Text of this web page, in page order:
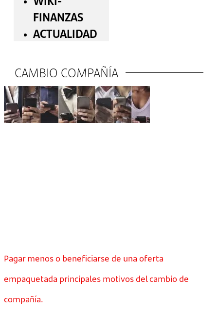
FINANZAS
ACTUALIDAD
CAMBIO COMPAÑÍA
Pagar menos o beneficiarse de una oferta
empaquetada principales motivos del cambio de
compañía.